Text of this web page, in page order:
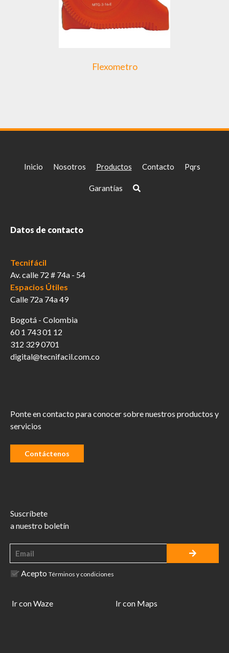
Flexometro
Inicio Nosotros Productos Contacto Pqrs
Garantías
Datos de contacto
Tecnifácil
Av. calle 72 # 74a - 54
Espacios Útiles
Calle 72a 74a 49
Bogotá - Colombia
60 1 743 01 12
312 329 0701
digital@tecnifacil.com.co
Ponte en contacto para conocer sobre nuestros productos y
servicios
Contáctenos
Suscríbete
a nuestro boletín
Acepto Términos y condiciones
Ir con Waze Ir con Maps